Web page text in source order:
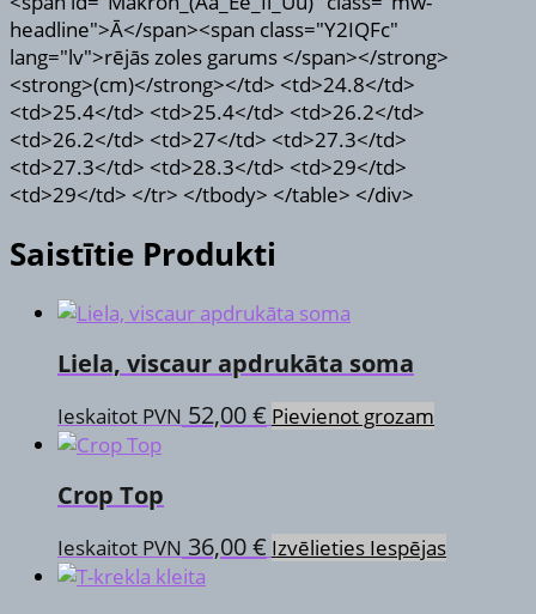
headline">Ā</span><span class="Y2IQFc"
lang="lv">rējās zoles garums </span></strong>
<strong>(cm)</strong></td> <td>24.8</td>
<td>25.4</td> <td>25.4</td> <td>26.2</td>
<td>26.2</td> <td>27</td> <td>27.3</td>
<td>27.3</td> <td>28.3</td> <td>29</td>
<td>29</td> </tr> </tbody> </table> </div>
Saistītie Produkti
Liela, viscaur apdrukāta soma
Ieskaitot PVN 52,00€ Pievienot grozam
Crop Top
Ieskaitot PVN 36,00€ Izvēlieties Iespējas